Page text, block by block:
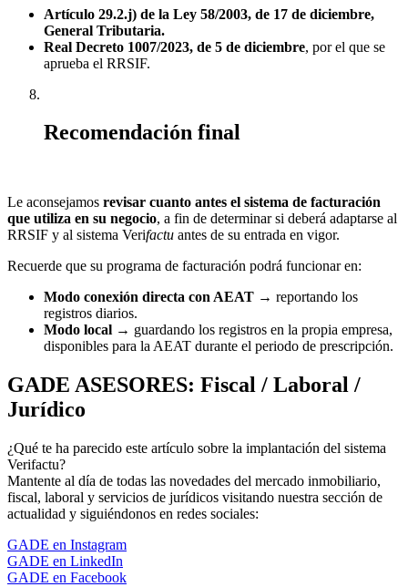
Artículo 29.2.j) de la Ley 58/2003, de 17 de diciembre,
General Tributaria.
Real Decreto 1007/2023, de 5 de diciembre, por el que se
aprueba el RRSIF.
Recomendación final
Le aconsejamos revisar cuanto antes el sistema de facturación
que utiliza en su negocio, a fin de determinar si deberá adaptarse al
RRSIF y al sistema Verifactu antes de su entrada en vigor.
Recuerde que su programa de facturación podrá funcionar en:
Modo conexión directa con AEAT → reportando los
registros diarios.
Modo local → guardando los registros en la propia empresa,
disponibles para la AEAT durante el periodo de prescripción.
GADE ASESORES: Fiscal / Laboral /
Jurídico
¿Qué te ha parecido este artículo sobre la implantación del sistema
Verifactu?
Mantente al día de todas las novedades del mercado inmobiliario,
fiscal, laboral y servicios de jurídicos visitando nuestra sección de
actualidad y siguiéndonos en redes sociales:
GADE en Instagram
GADE en LinkedIn
GADE en Facebook